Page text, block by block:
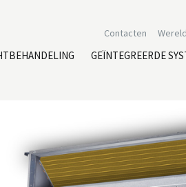
Contacten
GEÏNTEGREERDE